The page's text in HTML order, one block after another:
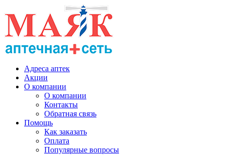
Адреса аптек
Акции
О компании
О компании
Контакты
Обратная связь
Помощь
Как заказать
Оплата
Популярные вопросы